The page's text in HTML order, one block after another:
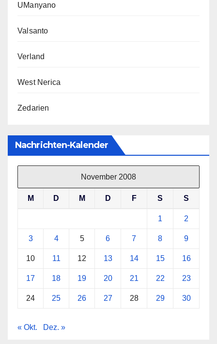
UManyano
Valsanto
Verland
West Nerica
Zedarien
Nachrichten-Kalender
November 2008
M D M D F S S
1 2
3 4 5 6 7 8 9
10 11 12 13 14 15 16
17 18 19 20 21 22 23
24 25 26 27 28 29 30
« Okt. Dez. »